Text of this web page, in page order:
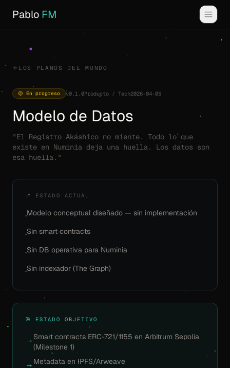
Pablo FM
LOS PLANOS DEL MUNDO
🟡 En progreso v0.1.0Producto / Tech2026-04-05
Modelo de Datos
"El Registro Akáshico no miente. Todo lo que
existe en Numinia deja una huella. Los datos son
esa huella."
📍 ESTADO ACTUAL
·Modelo conceptual diseñado — sin implementación
·Sin smart contracts
·Sin DB operativa para Numinia
·Sin indexador (The Graph)
🎯 ESTADO OBJETIVO
→ Smart contracts ERC-721/1155 en Arbitrum Sepolia
(Milestone 1)
→ Metadata en IPFS/Arweave